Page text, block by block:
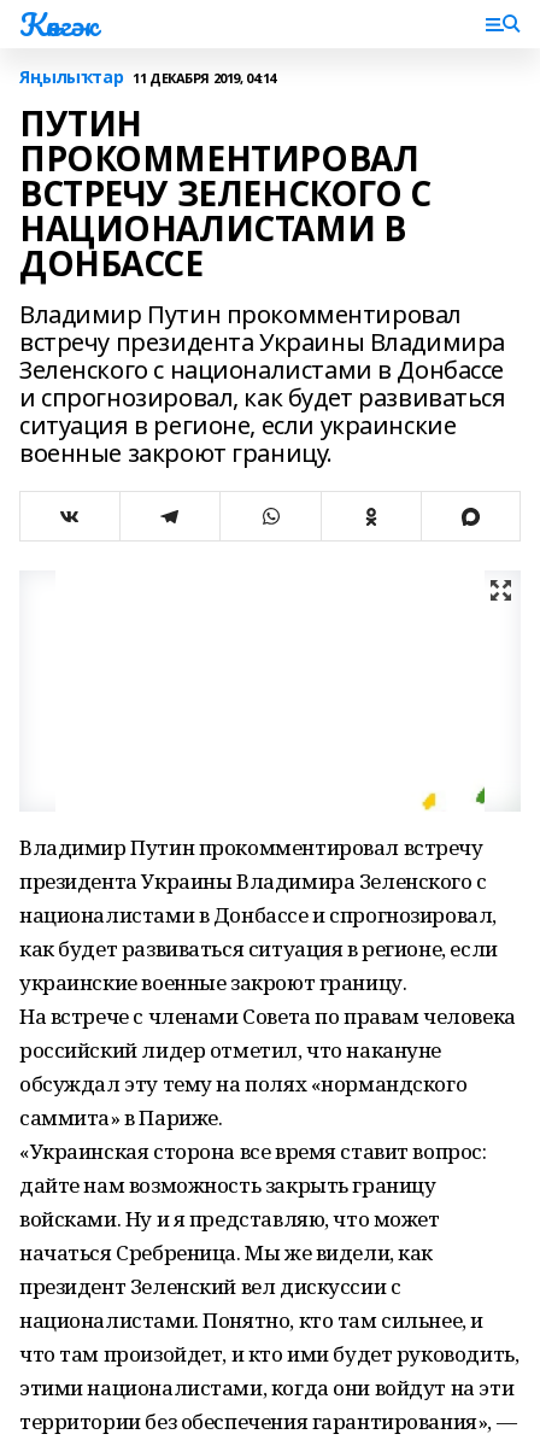
Көнгәк
Яңылыҡтар 11 ДЕКАБРЯ 2019, 04:14
ПУТИН
ПРОКОММЕНТИРОВАЛ
ВСТРЕЧУ ЗЕЛЕНСКОГО С
НАЦИОНАЛИСТАМИ В
ДОНБАССЕ
Владимир Путин прокомментировал
встречу президента Украины Владимира
Зеленского с националистами в Донбассе
и спрогнозировал, как будет развиваться
ситуация в регионе, если украинские
военные закроют границу.
Владимир Путин прокомментировал встречу
президента Украины Владимира Зеленского с
националистами в Донбассе и спрогнозировал,
как будет развиваться ситуация в регионе, если
украинские военные закроют границу.
На встрече с членами Совета по правам человека
российский лидер отметил, что накануне
обсуждал эту тему на полях «нормандского
саммита» в Париже.
«Украинская сторона все время ставит вопрос:
дайте нам возможность закрыть границу
войсками. Ну и я представляю, что может
начаться Сребреница. Мы же видели, как
президент Зеленский вел дискуссии с
националистами. Понятно, кто там сильнее, и
что там произойдет, и кто ими будет руководить,
этими националистами, когда они войдут на эти
территории без обеспечения гарантирования», —